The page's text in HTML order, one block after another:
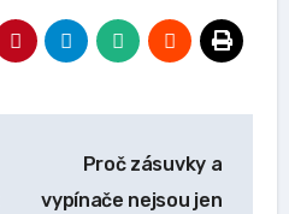
Proč zásuvky a
vypínače nejsou jen